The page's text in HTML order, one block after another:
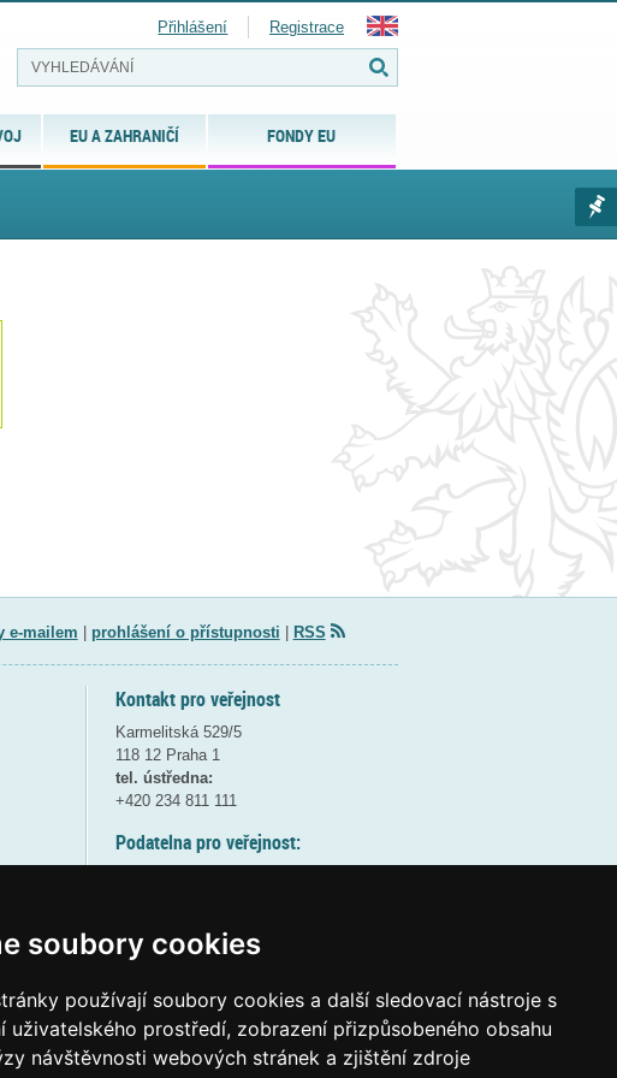
soubory cookies
používají soubory cookies a další sledovací nástroje s
uživatelského prostředí, zobrazení přizpůsobeného obsahu
návštěvnosti webových stránek a zjištění zdroje
EU A ZAHRANIČÍ FONDY EU
Přihlášení Registrace
e-mailem prohlášení o přístupnosti RSS
Kontakt pro veřejnost
Karmelitská 529/5
118 12 Praha 1
tel. ústředna:
+420 234 811 111
Podatelna pro veřejnost:
(více informací
Elektronická podatelna:
posta@msmtgov cz